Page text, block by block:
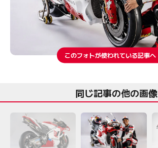
このフォトが使われている記事へ
同じ記事の他の画像